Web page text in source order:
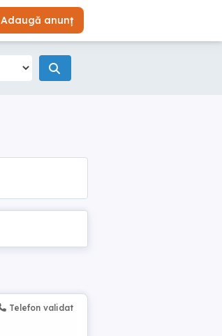
Adaugă anunț
Telefon validat